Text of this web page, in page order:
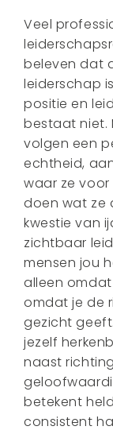
Veel
beleven dat
leiderschap
positie en
bestaat niet.
volgen een
echtheid,
waar ze
doen wat ze
kwestie van
zichtbaar
mensen jou
alleen
omdat je de
gezicht
jezelf
naast
betekent
consistent